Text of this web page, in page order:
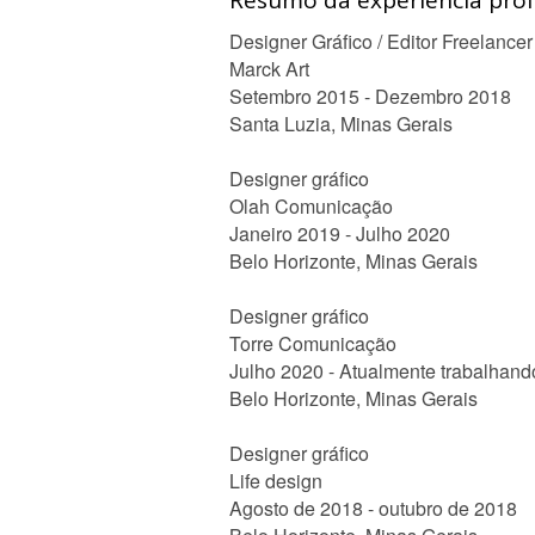
Designer Gráfico / Editor Freelancer
Marck Art
Setembro 2015 - Dezembro 2018
Santa Luzia, Minas Gerais
Designer gráfico
Olah Comunicação
Janeiro 2019 - Julho 2020
Belo Horizonte, Minas Gerais
Designer gráfico
Torre Comunicação
Julho 2020 - Atualmente
Belo Horizonte, Minas Gerais
Designer gráfico
Life design
Agosto de 2018 - outubro de 2018